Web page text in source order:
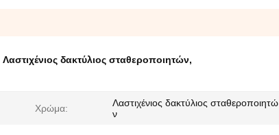
Λαστιχένιος δακτύλιος σταθεροποιητών,
Χρώμα:
Λαστιχένιος δακτύλιος σταθεροποιητώ
ν